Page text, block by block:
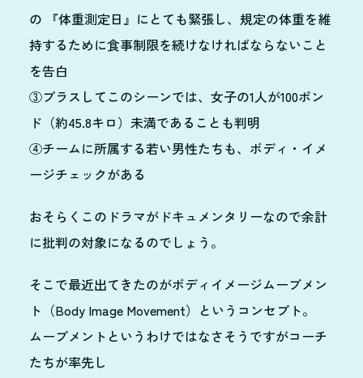
の 『体重測定日』にとても緊張し、規定の体重を維
持するために食事制限を続けなければならないこと
を告白
③プラスしてこのシーンでは、女子の1人が100ポン
ド（約45.8キロ）未満であることも判明
④チームに所属する若い男性たちも、ボディ・イメ
ージチェックがある
おそらくこのドラマがドキュメンタリーなので余計
に批判の対象になるのでしょう。
そこで最近出てきたのがボディイメージムーブメン
ト（Body Image Movement）というコンセプト。
ムーブメントというわけではなさそうですがコーチ
たちが率先し